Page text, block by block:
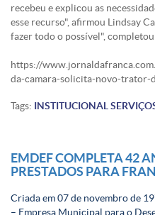
recebeu e explicou as
esse recurso", afirmou Lindsay
fazer todo o possível",
https://
da-camara-solicita-novo-trator-
Tags: INSTITUCIONAL
EMDEF COMPLETA 42
PRESTADOS PARA
Criada em 07 de novembro de
– Empresa Municipal para o